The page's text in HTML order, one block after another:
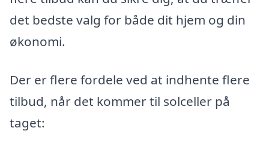
det bedste valg for både dit hjem og din
økonomi.
Der er flere fordele ved at indhente flere
tilbud, når det kommer til solceller på
taget: